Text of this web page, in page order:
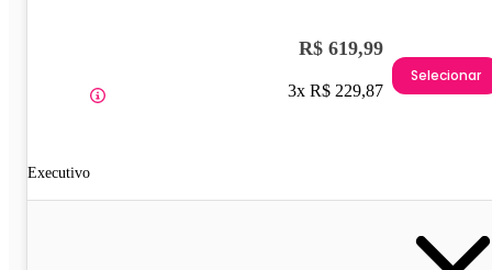
Executivo
R$ 619,99
3x R$ 229,87
Selecionar